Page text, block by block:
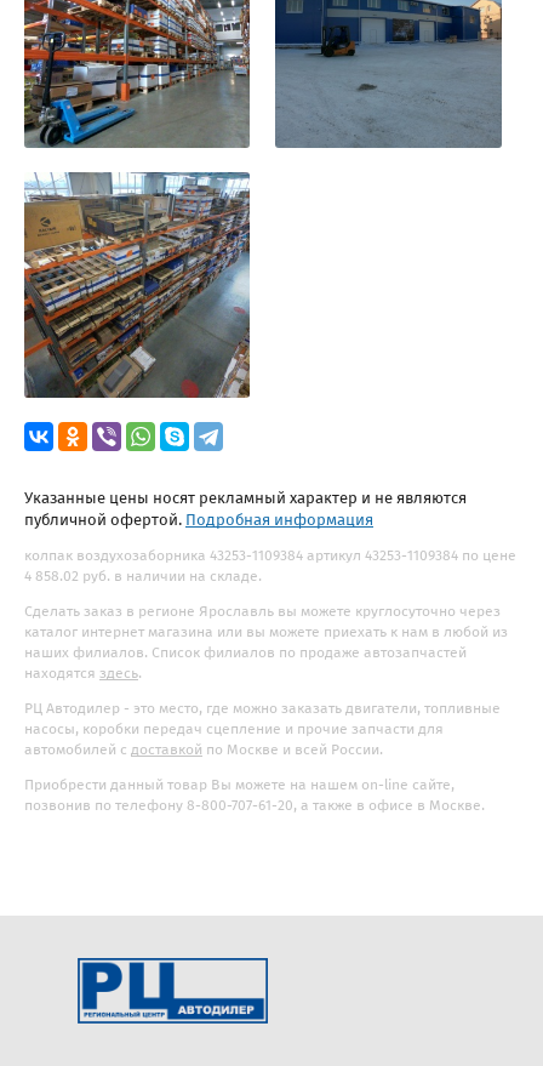
Указанные цены носят рекламный характер и не являются
публичной офертой. Подробная информация
колпак воздухозаборника 43253-1109384 артикул 43253-1109384 по цене
4 858.02 руб. в наличии на складе.
Сделать заказ в регионе Ярославль вы можете круглосуточно через
каталог интернет магазина или вы можете приехать к нам в любой из
наших филиалов. Список филиалов по продаже автозапчастей
находятся здесь.
РЦ Автодилер - это место, где можно заказать двигатели, топливные
насосы, коробки передач сцепление и прочие запчасти для
автомобилей с доставкой по Москве и всей России.
Приобрести данный товар Вы можете на нашем on-line сайте,
позвонив по телефону 8-800-707-61-20, а также в офисе в Москве.